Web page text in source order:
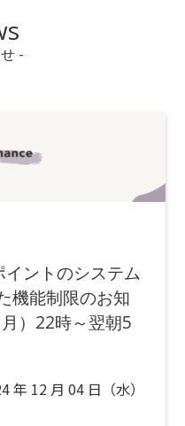
-
イントのシステム
機能制限のお知
）22時～翌朝5
年 12 月 04 日（水）